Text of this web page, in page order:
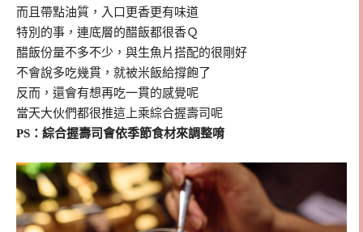
而且帶點油質，入口更香更有味道
特別的事，連底層的醋飯都很香Ｑ
醋飯份量不多不少，與生魚片搭配的很剛好
不會說多吃幾貫，就被米飯給撐飽了
反而，還會有想再吃一貫的感覺呢
當天大伙們都很推這上乘綜合握壽司呢
PS：綜合握壽司會依季節食材來調整唷